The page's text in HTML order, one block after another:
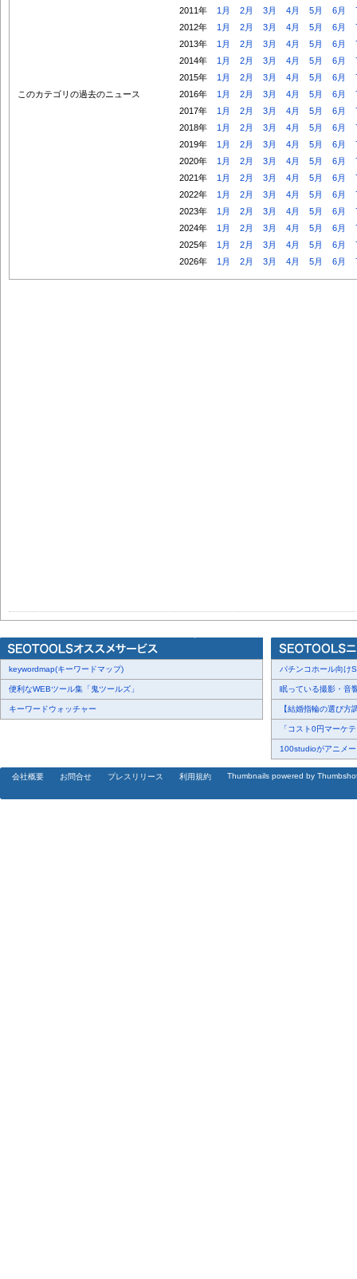
このカテゴリの過去のニュース
2011年 1月 2月 3月 4月 5月 6月
2012年
1月 2月 3月 4月 5月 6月
2013年
1月 2月 3月 4月 5月 6月
2014年
1月 2月 3月 4月 5月 6月
2015年
1月 2月 3月 4月 5月 6月
2016年
1月 2月 3月 4月 5月 6月
2017年
1月 2月 3月 4月 5月 6月
2018年
1月 2月 3月 4月 5月 6月
2019年
1月 2月 3月 4月 5月 6月
2020年
1月 2月 3月 4月 5月 6月
2021年
1月 2月 3月 4月 5月 6月
2022年
1月 2月 3月 4月 5月 6月
2023年
1月 2月 3月 4月 5月 6月
2024年
1月 2月 3月 4月 5月 6月
2025年
1月 2月 3月 4月 5月 6月
2026年
1月 2月 3月 4月 5月 6月
keywordmap(キーワードマップ)
便利なWEBツール集「鬼ツールズ」
キーワードウォッチャー
パチンコホール向け
眠っている撮影・音
【結婚指輪の選び方
「コスト0円マーケ
100studioがアニメ
会社概要 お問合せ プレスリリース 利用規約 Thumbnails powered by